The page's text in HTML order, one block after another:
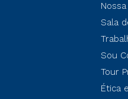
Sala
Sou
Tour
Ética